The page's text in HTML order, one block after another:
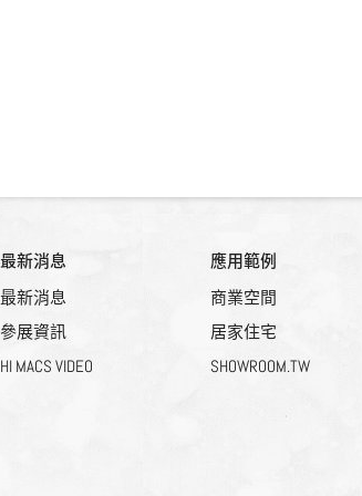
最新消息
最新消息
參展資訊
HI MACS VIDEO
應用範例
商業空間
居家住宅
SHOWROOM.TW